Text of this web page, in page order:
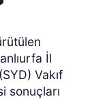
İl
Vakıf
sonuçları